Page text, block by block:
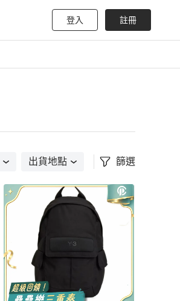
登入 註冊
出貨地點 篩選